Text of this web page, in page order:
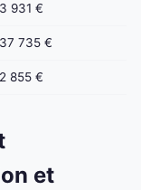
3 931 €
37 735 €
2 855 €
et